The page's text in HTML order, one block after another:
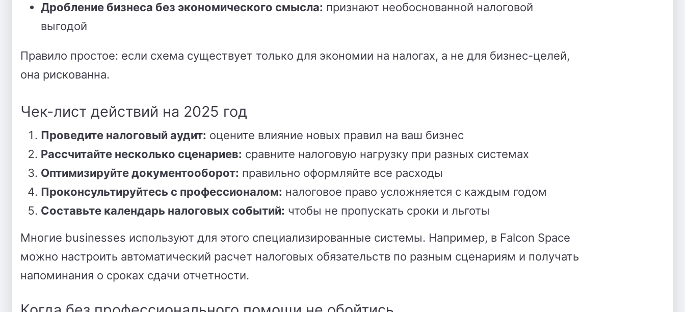
Дробление бизнеса без экономического смысла: признают необоснованной налоговой
выгодой
Правило простое: если схема существует только для экономии на налогах, а не для бизнес-целей,
она рискованна.
Чек-лист действий на 2025 год
Проведите налоговый аудит: оцените влияние новых правил на ваш бизнес
Рассчитайте несколько сценариев: сравните налоговую нагрузку при разных системах
Оптимизируйте документооборот: правильно оформляйте все расходы
Проконсультируйтесь с профессионалом: налоговое право усложняется с каждым годом
Составьте календарь налоговых событий: чтобы не пропускать сроки и льготы
Многие businesses используют для этого специализированные системы. Например, в Falcon Space
можно настроить автоматический расчет налоговых обязательств по разным сценариям и получать
напоминания о сроках сдачи отчетности.